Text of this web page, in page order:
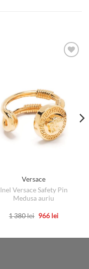
Versace
Inel Versace Safety Pin
Medusa auriu
1 380lei Prețul
1
966 leiPrețul